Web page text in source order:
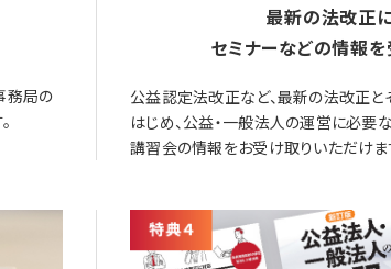
務局の
最新の法改正
セミナーなどの情報を
公益認定法改正など、最新の法改正
はじめ、公益・一般法人の運営に必要
講習会の情報をお受け取りいただけま